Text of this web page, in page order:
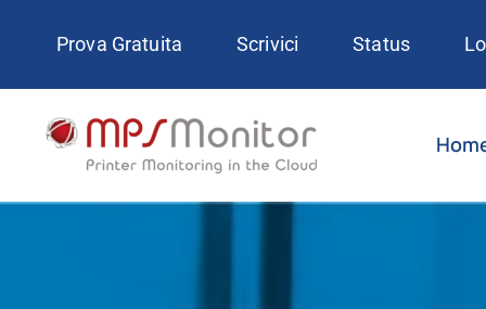
content
Prova Gratuita Scrivici Status